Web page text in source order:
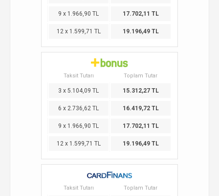
9 x 1.966,90 TL 17.702,11 TL
12 x 1.599,71 TL 19.196,49 TL
Taksit Tutarı Toplam Tutar
3 x 5.104,09 TL 15.312,27 TL
6 x 2.736,62 TL 16.419,72 TL
9 x 1.966,90 TL 17.702,11 TL
12 x 1.599,71 TL 19.196,49 TL
Taksit Tutarı Toplam Tutar